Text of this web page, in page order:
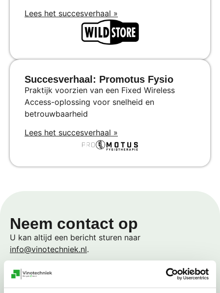
Lees het succesverhaal »
Succesverhaal: Promotus Fysio
Praktijk voorzien van een Fixed Wireless
Access-oplossing voor snelheid en
betrouwbaarheid
Lees het succesverhaal »
Neem contact op
U kan altijd een bericht sturen naar
info@vinotechniek.nl.
KvK: 78291356
BTW: NL003319971B20